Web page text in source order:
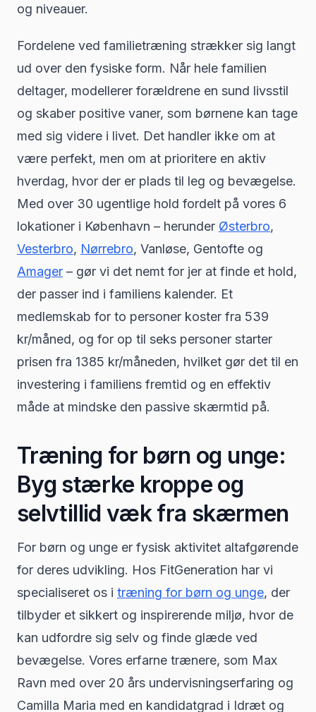
og niveauer.
Fordelene ved familietræning strækker sig langt
ud over den fysiske form. Når hele familien
deltager, modellerer forældrene en sund livsstil
og skaber positive vaner, som børnene kan tage
med sig videre i livet. Det handler ikke om at
være perfekt, men om at prioritere en aktiv
hverdag, hvor der er plads til leg og bevægelse.
Med over 30 ugentlige hold fordelt på vores 6
lokationer i København – herunder Østerbro,
Vesterbro, Nørrebro, Vanløse, Gentofte og
Amager – gør vi det nemt for jer at finde et hold,
der passer ind i familiens kalender. Et
medlemskab for to personer koster fra 539
kr/måned, og for op til seks personer starter
prisen fra 1385 kr/måneden, hvilket gør det til en
investering i familiens fremtid og en effektiv
måde at mindske den passive skærmtid på.
Træning for børn og unge:
Byg stærke kroppe og
selvtillid væk fra skærmen
For børn og unge er fysisk aktivitet altafgørende
for deres udvikling. Hos FitGeneration har vi
specialiseret os i træning for børn og unge, der
tilbyder et sikkert og inspirerende miljø, hvor de
kan udfordre sig selv og finde glæde ved
bevægelse. Vores erfarne trænere, som Max
Ravn med over 20 års undervisningserfaring og
Camilla Maria med en kandidatgrad i Idræt og